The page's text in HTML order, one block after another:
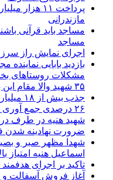
پرداخت ۱۱
مازندرانی
مساجد باید قرآنی
مساجد
اجرای نمایش راز
بازدید بابایی
مشکلات روستاهای
۳۵ شهید والا مقام این بخش
جذب
۲۶ درصدی جمع آوری صدقه
شهید هنیه در طرف
ضرورت نهادینه
شهدا مظهر صبر و
اسماعیل هنیه امتیاز
تاکید بر اجرای
آغاز فروش آسفالت و